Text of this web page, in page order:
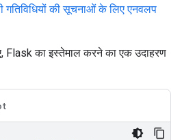
गतिविधियों की सूचनाओं के लिए एनवलप
Flask का इस्तेमाल करने का एक उदाहरण